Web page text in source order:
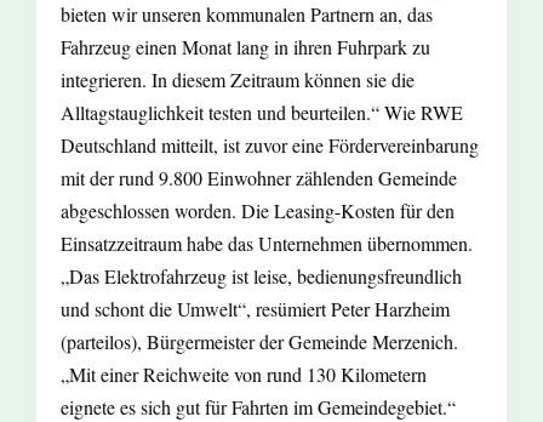
bieten wir unseren kommunalen Partnern an, das
Fahrzeug einen Monat lang in ihren Fuhrpark zu
integrieren. In diesem Zeitraum können sie die
Alltagstauglichkeit testen und beurteilen.“ Wie RWE
Deutschland mitteilt, ist zuvor eine Fördervereinbarung
mit der rund 9.800 Einwohner zählenden Gemeinde
abgeschlossen worden. Die Leasing-Kosten für den
Einsatzzeitraum habe das Unternehmen übernommen.
„Das Elektrofahrzeug ist leise, bedienungsfreundlich
und schont die Umwelt“, resümiert Peter Harzheim
(parteilos), Bürgermeister der Gemeinde Merzenich.
„Mit einer Reichweite von rund 130 Kilometern
eignete es sich gut für Fahrten im Gemeindegebiet.“